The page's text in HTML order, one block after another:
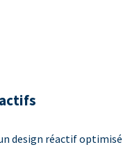
design réactif optimisé